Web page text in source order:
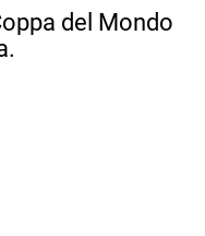
del Mondo